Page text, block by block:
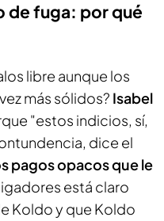
de fuga: por qué
libre aunque los
más sólidos? Isabel
"estos indicios, sí,
dice el
pagos opacos que le
está claro
Koldo y que Koldo